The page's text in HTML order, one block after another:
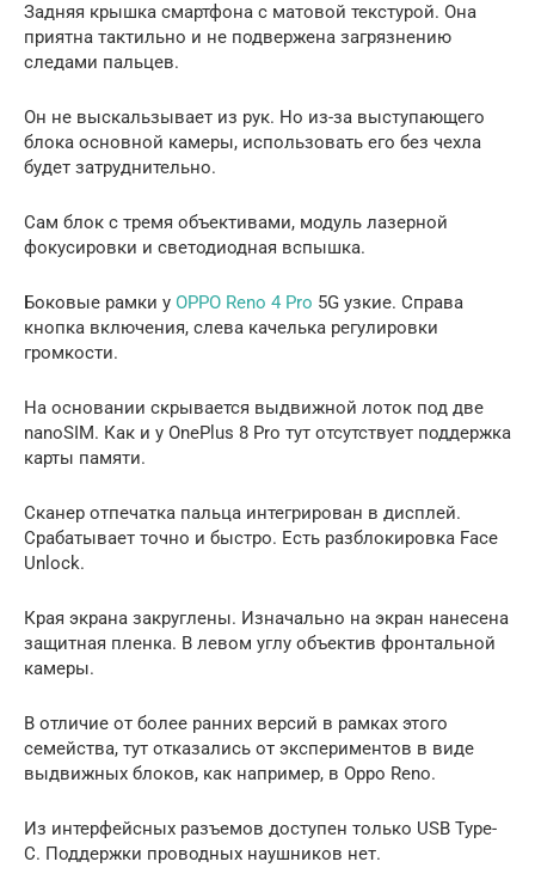
Задняя крышка смартфона с матовой текстурой. Она
приятна тактильно и не подвержена загрязнению
следами пальцев.
Он не выскальзывает из рук. Но из-за выступающего
блока основной камеры, использовать его без чехла
будет затруднительно.
Сам блок с тремя объективами, модуль лазерной
фокусировки и светодиодная вспышка.
Боковые рамки у OPPO Reno 4 Pro 5G узкие. Справа
кнопка включения, слева качелька регулировки
громкости.
На основании скрывается выдвижной лоток под две
nanoSIM. Как и у OnePlus 8 Pro тут отсутствует поддержка
карты памяти.
Сканер отпечатка пальца интегрирован в дисплей.
Срабатывает точно и быстро. Есть разблокировка Face
Unlock.
Края экрана закруглены. Изначально на экран нанесена
защитная пленка. В левом углу объектив фронтальной
камеры.
В отличие от более ранних версий в рамках этого
семейства, тут отказались от экспериментов в виде
выдвижных блоков, как например, в Oppo Reno.
Из интерфейсных разъемов доступен только USB Type-
C. Поддержки проводных наушников нет.